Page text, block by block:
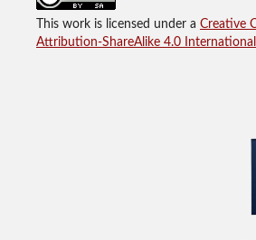
This work is licensed under a Creative
Attribution-ShareAlike 4.0 International